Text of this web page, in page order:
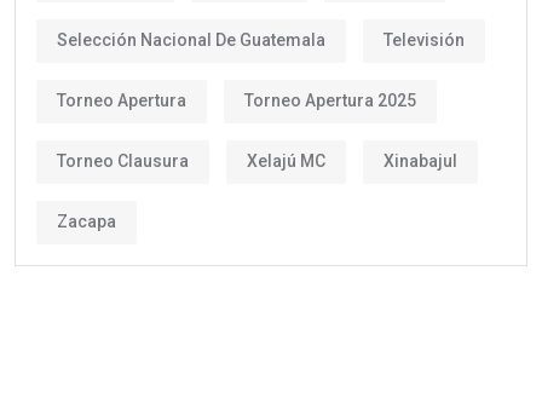
Selección Nacional De Guatemala Televisión
Torneo Apertura Torneo Apertura 2025
Torneo Clausura Xelajú MC Xinabajul
Zacapa